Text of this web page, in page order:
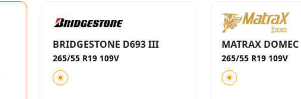
BRIDGESTONE D693 III
265/55 R19 109V
MATRAX DOMEC
265/55 R19 109V